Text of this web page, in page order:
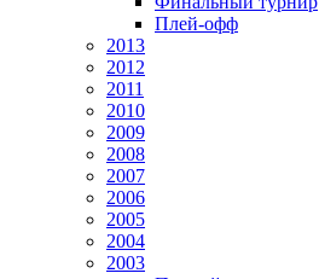
Плей-офф
2013
2012
2011
2010
2009
2008
2007
2006
2005
2004
2003